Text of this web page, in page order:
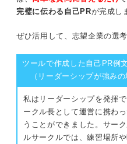
限アピールしよう
完璧に伝わる自己PRが完成し
ぜひ活用して、志望企業の選
ツールで作成した自己PR例
（リーダーシップが強みの
私はリーダーシップを発揮
ークル長として運営に携わ
うことができました。サー
ルサークルでは、練習場所
略
①関連性が強い内容にして
②異なる内容にして複数の
するコツ
状況や時期が離れたエピソ